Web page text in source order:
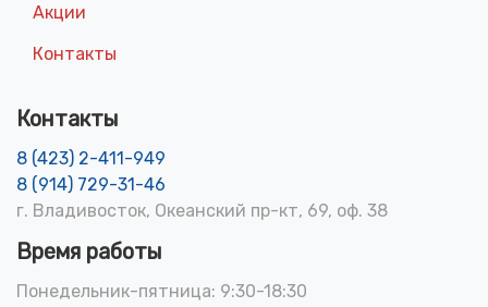
Акции
Контакты
Контакты
8 (423) 2-411-949
8 (914) 729-31-46
г. Владивосток, Океанский пр-кт, 69, оф. 38
Время работы
Понедельник-пятница: 9:30-18:30